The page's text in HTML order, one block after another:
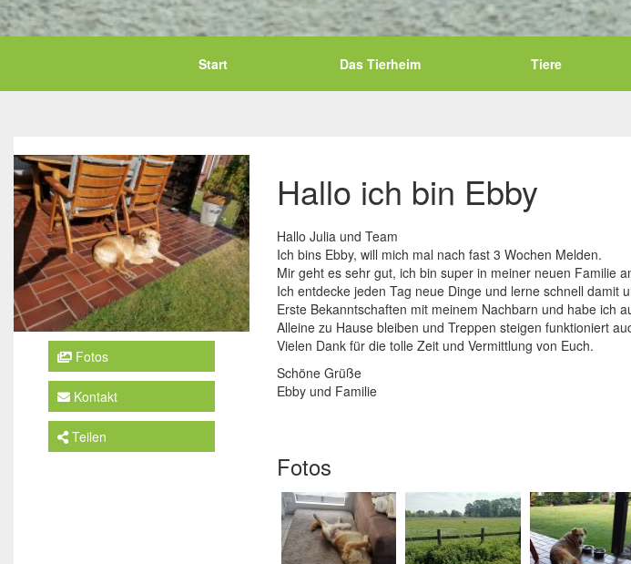
Start Das Tierheim Tiere
Fotos
Kontakt
Teilen
Hallo ich bin Ebby
Hallo Julia und Team
Ich bins Ebby, will mich mal nach fast 3 Wochen Melden.
Mir geht es sehr gut, ich bin super in meiner neuen Familie
Ich entdecke jeden Tag neue Dinge und lerne schnell damit
Erste Bekanntschaften mit meinem Nachbarn und habe ich
Alleine zu Hause bleiben und Treppen steigen funktioniert
Vielen Dank für die tolle Zeit und Vermittlung von Euch.
Schöne Grüße
Ebby und Familie
Fotos